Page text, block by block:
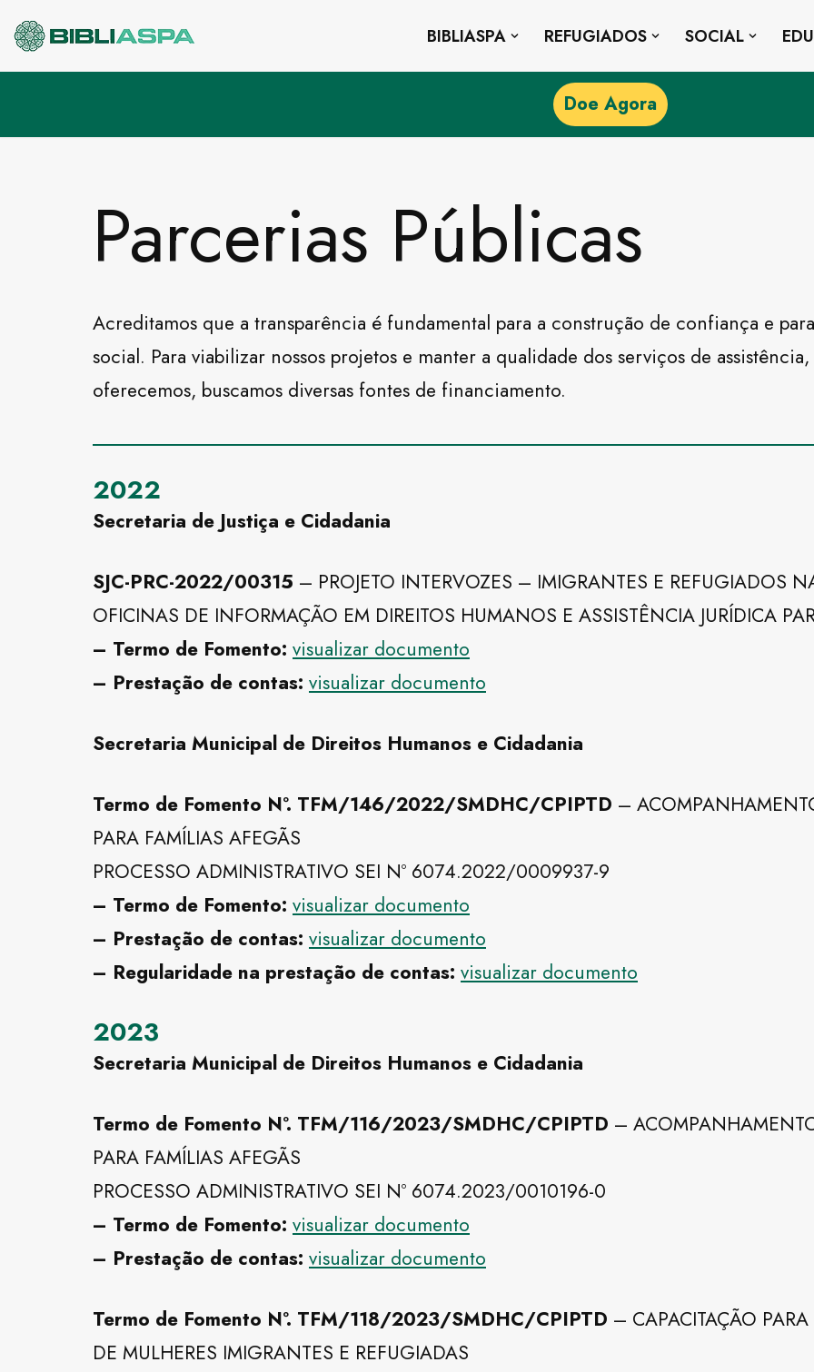
Pular
BIBLIASPA REFUGIADOS SOCIAL
Doe Agora
Parcerias Públicas
Acreditamos que a transparência é fundamental para a construção de confiança e
social. Para viabilizar nossos projetos e manter a qualidade dos serviços de
oferecemos, buscamos diversas fontes de financiamento.
2022
Secretaria de Justiça e Cidadania
SJC-PRC-2022/00315 – PROJETO INTERVOZES – IMIGRANTES E REFUGIADOS
OFICINAS DE INFORMAÇÃO EM DIREITOS HUMANOS E ASSISTÊNCIA JURÍDICA
– Termo de Fomento: visualizar documento
– Prestação de contas: visualizar documento
Secretaria Municipal de Direitos Humanos e Cidadania
Termo de Fomento Nº. TFM/146/2022/SMDHC/CPIPTD –
PARA FAMÍLIAS AFEGÃS
PROCESSO ADMINISTRATIVO SEI Nº 6074.2022/0009937-9
– Termo de Fomento: visualizar documento
– Prestação de contas: visualizar documento
– Regularidade na prestação de contas: visualizar documento
2023
Secretaria Municipal de Direitos Humanos e Cidadania
Termo de Fomento Nº. TFM/116/2023/SMDHC/CPIPTD –
PARA FAMÍLIAS AFEGÃS
PROCESSO ADMINISTRATIVO SEI Nº 6074.2023/0010196-0
– Termo de Fomento: visualizar documento
– Prestação de contas: visualizar documento
Termo de Fomento Nº. TFM/118/2023/SMDHC/CPIPTD – CAPACITAÇÃO
DE MULHERES IMIGRANTES E REFUGIADAS